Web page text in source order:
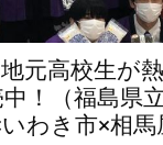
元高校生が
！（福島県
わき市×相馬